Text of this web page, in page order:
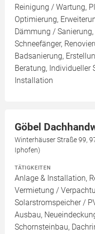
Reinigung / Wartung,
Optimierung,
Dämmung /
Schneefänger,
Badsanierung,
Beratung, Individueller
Installation
Göbel
Winterhäuser Straße 99,
Iphofen)
TÄTIGKEITEN
Anlage & Installation,
Vermietung /
Solarstromspeicher /
Ausbau,
Schornsteinbau,